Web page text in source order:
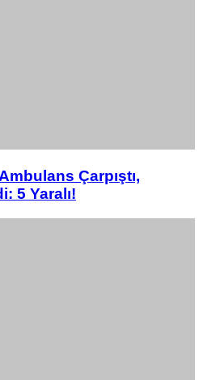
Çarpıştı,
5 Yaralı!